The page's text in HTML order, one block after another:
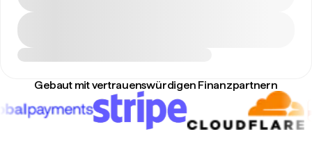
Gebaut mit vertrauenswürdigen Finanzpartnern